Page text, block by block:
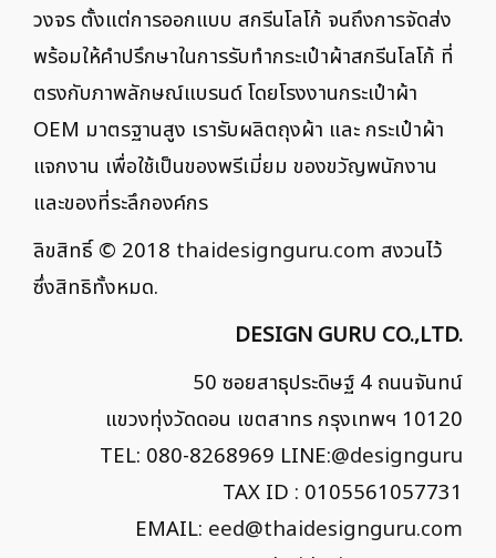
วงจร ตั้งแต่การออกแบบ สกรีนโลโก้ จนถึงการจัดส่ง
พร้อมให้คำปรึกษาในการรับทำกระเป๋าผ้าสกรีนโลโก้ ที่
ตรงกับภาพลักษณ์แบรนด์ โดยโรงงานกระเป๋าผ้า
OEM มาตรฐานสูง เรารับผลิตถุงผ้า และ กระเป๋าผ้า
แจกงาน เพื่อใช้เป็นของพรีเมี่ยม ของขวัญพนักงาน
และของที่ระลึกองค์กร
ลิขสิทธิ์ © 2018 thaidesignguru.com สงวนไว้
ซึ่งสิทธิทั้งหมด.
DESIGN GURU CO.,LTD.
50 ซอยสาธุประดิษฐ์ 4 ถนนจันทน์
แขวงทุ่งวัดดอน เขตสาทร กรุงเทพฯ 10120
TEL: 080-8268969 LINE:@designguru
TAX ID : 0105561057731
EMAIL: eed@thaidesignguru.com